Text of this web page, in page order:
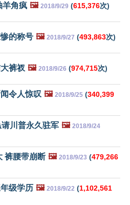
羊角疯 🖼️ 2018/9/29 (615,376次)
的称号 🖼️ 2018/9/27 (493,863次)
裤衩 🖼️ 2018/9/26 (974,715次)
令人惊叹 🖼️ 2018/9/25 (340,399
川普永久驻军 🖼️ 2018/9/24
裤腰带崩断 🖼️ 2018/9/23 (479,266
级学历 🖼️ 2018/9/22 (1,102,561